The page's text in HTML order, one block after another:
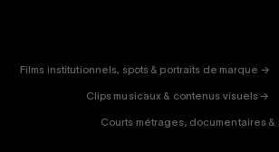
Films institutionnels, spots & portraits de marque →
Clips musicaux & contenus visuels →
FICTION
& DOC
Courts métrages, documentaires